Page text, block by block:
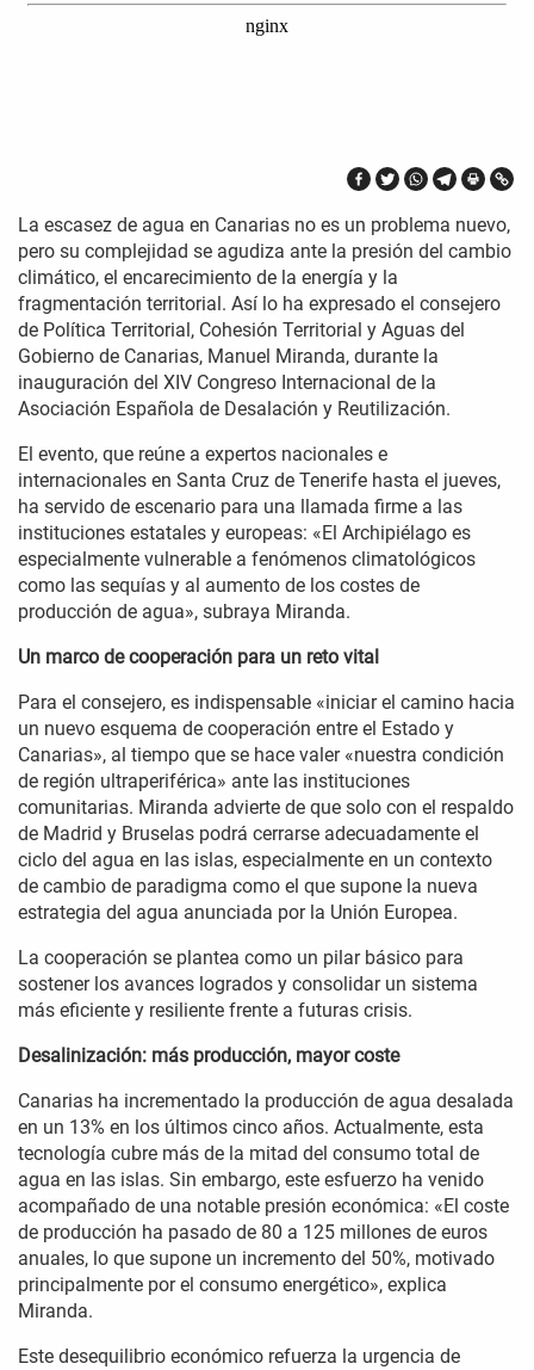
La escasez de agua en Canarias no es un problema nuevo,
pero su complejidad se agudiza ante la presión del cambio
climático, el encarecimiento de la energía y la
fragmentación territorial. Así lo ha expresado el consejero
de Política Territorial, Cohesión Territorial y Aguas del
Gobierno de Canarias, Manuel Miranda, durante la
inauguración del XIV Congreso Internacional de la
Asociación Española de Desalación y Reutilización.
El evento, que reúne a expertos nacionales e
internacionales en Santa Cruz de Tenerife hasta el jueves,
ha servido de escenario para una llamada firme a las
instituciones estatales y europeas: «El Archipiélago es
especialmente vulnerable a fenómenos climatológicos
como las sequías y al aumento de los costes de
producción de agua», subraya Miranda.
Un marco de cooperación para un reto vital
Para el consejero, es indispensable «iniciar el camino hacia
un nuevo esquema de cooperación entre el Estado y
Canarias», al tiempo que se hace valer «nuestra condición
de región ultraperiférica» ante las instituciones
comunitarias. Miranda advierte de que solo con el respaldo
de Madrid y Bruselas podrá cerrarse adecuadamente el
ciclo del agua en las islas, especialmente en un contexto
de cambio de paradigma como el que supone la nueva
estrategia del agua anunciada por la Unión Europea.
La cooperación se plantea como un pilar básico para
sostener los avances logrados y consolidar un sistema
más eficiente y resiliente frente a futuras crisis.
Desalinización: más producción, mayor coste
Canarias ha incrementado la producción de agua desalada
en un 13% en los últimos cinco años. Actualmente, esta
tecnología cubre más de la mitad del consumo total de
agua en las islas. Sin embargo, este esfuerzo ha venido
acompañado de una notable presión económica: «El coste
de producción ha pasado de 80 a 125 millones de euros
anuales, lo que supone un incremento del 50%, motivado
principalmente por el consumo energético», explica
Miranda.
Este desequilibrio económico refuerza la urgencia de